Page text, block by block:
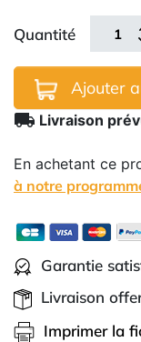
Quantité
Ajouter
local_shipping Livraison
En achetant ce
à notre
Garantie
Livraison
Imprimer la